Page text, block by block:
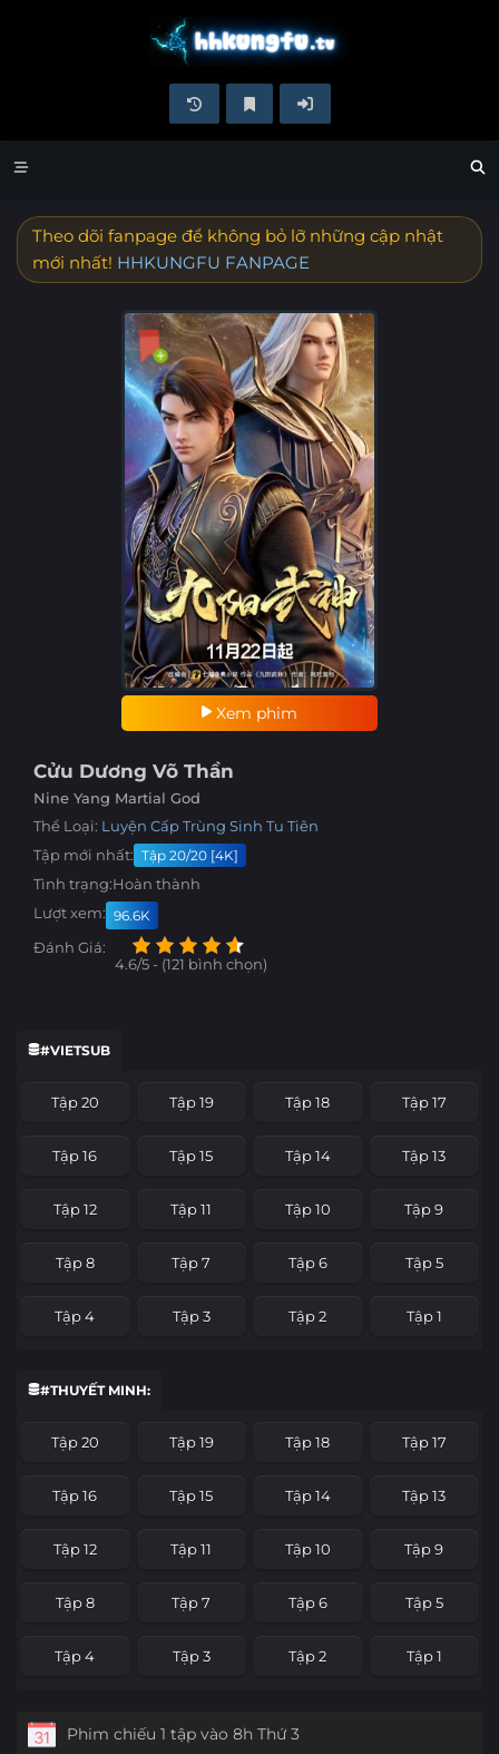
Theo dõi fanpage để không bỏ lỡ những cập nhật
mới nhất! HHKUNGFU FANPAGE
Xem phim
Cửu Dương Võ Thần
Nine Yang Martial God
Thể Loại: Luyện CấpTrùng Sinh Tu Tiên
Tập mới nhất: Tập 20/20 [4K]
Tình trạng:Hoàn thành
Lượt xem: 96.6K
Đánh Giá:
4.6/5 - (121 bình chọn)
#VIETSUB
Tập 20 Tập 19 Tập 18 Tập 17
Tập 16 Tập 15 Tập 14 Tập 13
Tập 12 Tập 11 Tập 10 Tập 9
Tập 8 Tập 7 Tập 6 Tập 5
Tập 4 Tập 3 Tập 2 Tập 1
#THUYẾT MINH:
Tập 20 Tập 19 Tập 18 Tập 17
Tập 16 Tập 15 Tập 14 Tập 13
Tập 12 Tập 11 Tập 10 Tập 9
Tập 8 Tập 7 Tập 6 Tập 5
Tập 4 Tập 3 Tập 2 Tập 1
Phim chiếu 1 tập vào 8h Thứ 3